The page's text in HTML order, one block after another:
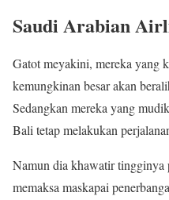
Saudi Arabian
Gatot meyakini, mereka yang
kemungkinan besar akan
Sedangkan mereka yang
Bali tetap melakukan
Namun dia khawatir tingginya
memaksa maskapai